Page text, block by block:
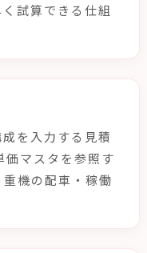
試算できる仕組
を入力する見積
マスタを参照す
機の配車・稼働